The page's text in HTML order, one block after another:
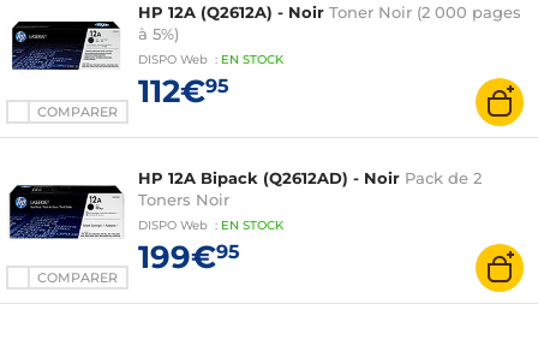
COMPARER
HP 12A (Q2612A) - Noir Toner Noir (2 000 pages
à 5%)
DISPO Web : EN STOCK
112€95
COMPARER
HP 12A Bipack (Q2612AD) - Noir Pack de 2
Toners Noir
DISPO Web : EN STOCK
199€95